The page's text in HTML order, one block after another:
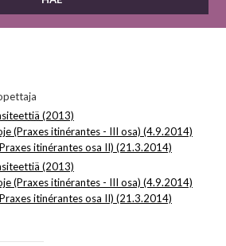
(2013)
(Praxes itinérantes - III osa) (4.9.2014)
itinérantes osa II) (21.3.2014)
(2013)
(Praxes itinérantes - III osa) (4.9.2014)
itinérantes osa II) (21.3.2014)